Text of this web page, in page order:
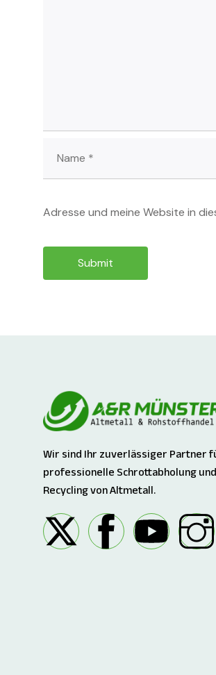
Adresse und meine Website in
Wir sind Ihr zuverlässiger Partner
professionelle Schrottabholung
Recycling von Altmetall.